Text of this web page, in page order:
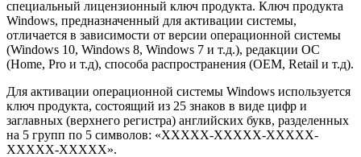
специальный лицензионный ключ продукта. Ключ продукта
Windows, предназначенный для активации системы,
отличается в зависимости от версии операционной системы
(Windows 10, Windows 8, Windows 7 и т.д.), редакции ОС
(Home, Pro и т.д), способа распространения (OEM, Retail и т.д).
Для активации операционной системы Windows используется
ключ продукта, состоящий из 25 знаков в виде цифр и
заглавных (верхнего регистра) английских букв, разделенных
на 5 групп по 5 символов: «XXXXX-XXXXX-XXXXX-
XXXXX-XXXXX».